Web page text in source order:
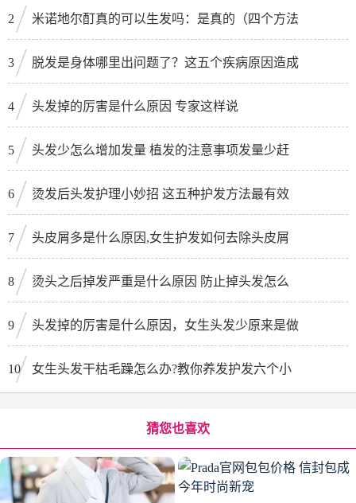
2 米诺地尔酊真的可以生发吗：是真的（四个方法
3 脱发是身体哪里出问题了？这五个疾病原因造成
4 头发掉的厉害是什么原因 专家这样说
5 头发少怎么增加发量 植发的注意事项发量少赶
6 烫发后头发护理小妙招 这五种护发方法最有效
7 头皮屑多是什么原因,女生护发如何去除头皮屑
8 烫头之后掉发严重是什么原因 防止掉头发怎么
9 头发掉的厉害是什么原因，女生头发少原来是做
10 女生头发干枯毛躁怎么办?教你养发护发六个小
猜您也喜欢